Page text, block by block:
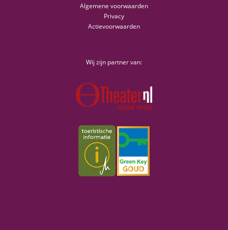
Algemene voorwaarden
Privacy
Actievoorwaarden
Wij zijn partner van: